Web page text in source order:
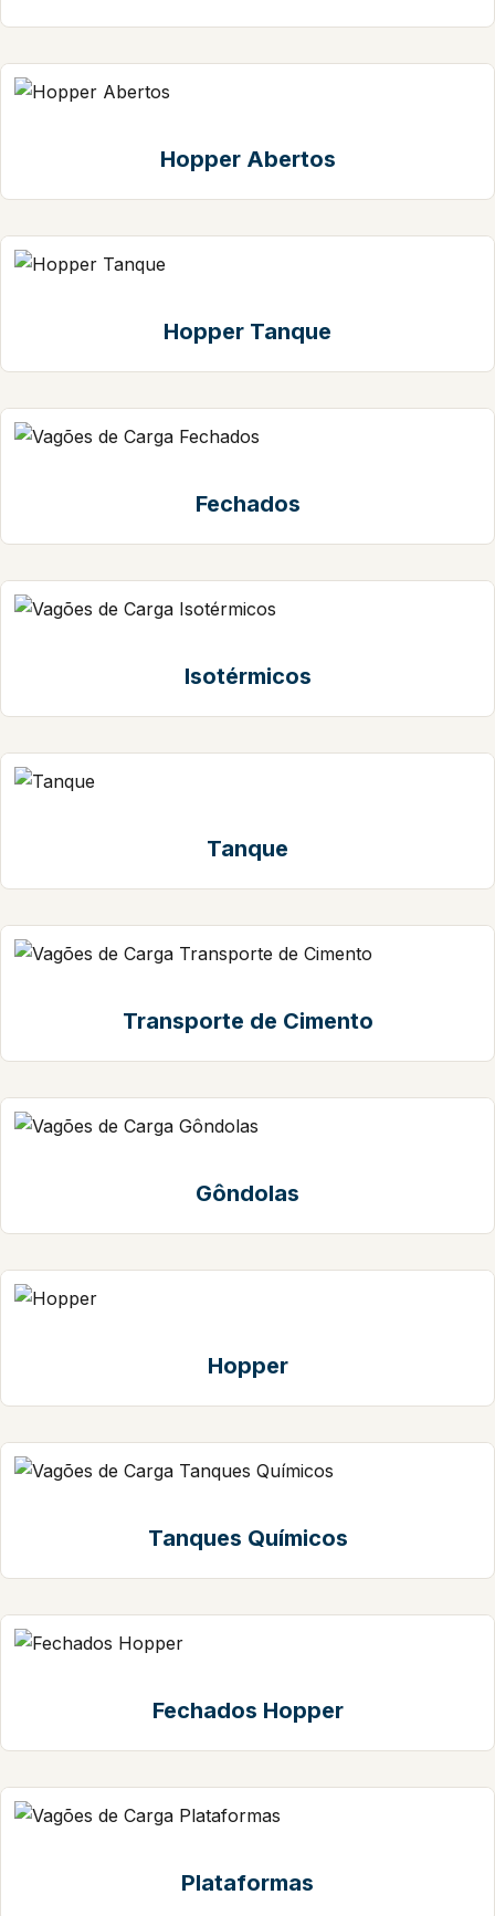
Hopper Abertos
Hopper Tanque
Fechados
Isotérmicos
Tanque
Transporte de Cimento
Gôndolas
Hopper
Tanques Químicos
Fechados Hopper
Plataformas